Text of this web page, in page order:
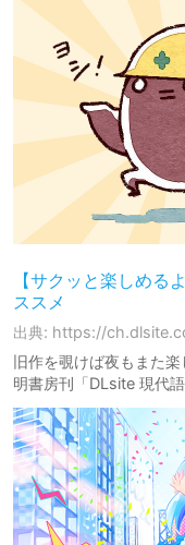
【サクッと楽しめる
ススメ
出典: https://
旧作を覗けば夜もまた
明書房刊「DLsite 現代語